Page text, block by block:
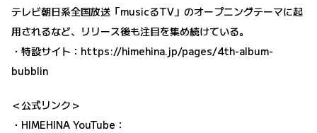
テレビ朝日系全国放送「musicるTV」のオープニングテーマに起
用されるなど、リリース後も注目を集め続けている。
・特設サイト： https://himehina.jp/pages/4th-album-
bubblin
＜公式リンク＞
・HIMEHINA YouTube：